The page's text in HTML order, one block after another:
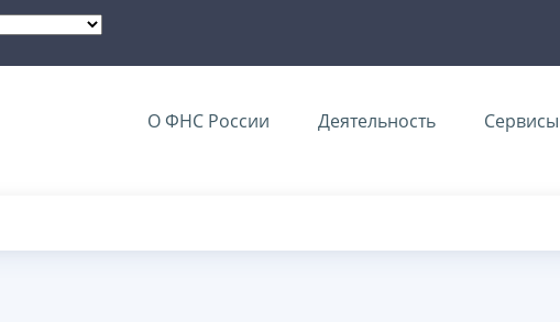
О ФНС России Деятельность Сервисы